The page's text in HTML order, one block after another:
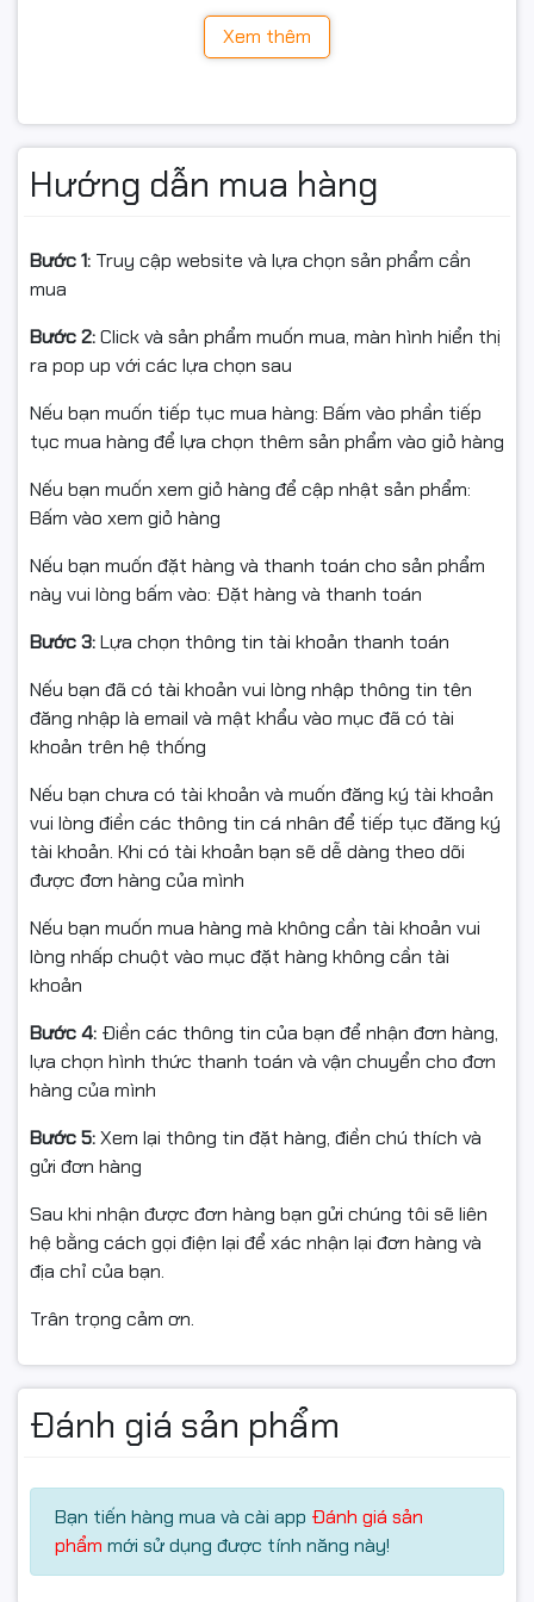
LG UltraGear 27GS60QC-B được thiết kế với độ cong
, ôm sát tầm nhìn tự nhiên của mắt người.
✔ Tăng độ bao phủ khung hình
✔ Cảm giác đắm chìm mạnh mẽ hơn
✔ Giảm mỏi mắt khi chơi lâu
Kích thước 27 inch kết hợp độ cong 1000R tạo nên trải
FPS và nhập vai.
🖥️ Độ Phân Giải QHD
(2560x1440) – Sắc Nét Gấp
1.7 Lần Full HD
Màn hình sở hữu độ phân giảiQHD 2K (2560x1440)giúp
hiển thị chi tiết vượt trội.
Ưu điểm nổi bật:
✔ Hình ảnh sắc nét hơn Full HD
✔ Không gian hiển thị rộng rãi
✔ Nhìn rõ chi tiết bản đồ và đối thủ
✔ Phù hợp cả gaming và làm việc
Tấm nềnVAvới tỷ lệ tương phản3000:1mang lại màu
đen sâu và độ nổi khối ấn tượng, giúp khung hình trở
nên sống động hơn bao giờ hết.
⚡ Tần Số Quét 180Hz –
Phản Xạ Nhanh Hơn Đối
Thủ
LG UltraGear 27GS60QC-B được trang bị:
Tần số quét: 180Hz
Thời gian phản hồi: 1ms
Điều này mang lại:
✔ Hình ảnh chuyển động cực mượt
✔ Tăng khả năng phản xạ
Trong các tựa game tốc độ cao như CS2, Valorant,
144Hz hoặc 165Hz.
🔄 AMD FreeSync™ &
Xem thêm
Hướng dẫn mua hàng
Bước 1: Truy cập website và lựa chọn sản phẩm cần
mua
Bước 2:Click và sản phẩm muốn mua, màn hình hiển thị
ra pop up với các lựa chọn sau
Nếu bạn muốn tiếp tục mua hàng: Bấm vào phần tiếp
tục mua hàng để lựa chọn thêm sản phẩm vào giỏ hàng
Nếu bạn muốn xem giỏ hàng để cập nhật sản phẩm:
Bấm vào xem giỏ hàng
Nếu bạn muốn đặt hàng và thanh toán cho sản phẩm
này vui lòng bấm vào: Đặt hàng và thanh toán
Bước 3:Lựa chọn thông tin tài khoản thanh toán
Nếu bạn đã có tài khoản vui lòng nhập thông tin tên
đăng nhập là email và mật khẩu vào mục đã có tài
khoản trên hệ thống
Nếu bạn chưa có tài khoản và muốn đăng ký tài khoản
vui lòng điền các thông tin cá nhân để tiếp tục đăng ký
tài khoản. Khi có tài khoản bạn sẽ dễ dàng theo dõi
được đơn hàng của mình
Nếu bạn muốn mua hàng mà không cần tài khoản vui
lòng nhấp chuột vào mục đặt hàng không cần tài
khoản
Bước 4: Điền các thông tin của bạn để nhận đơn hàng,
lựa chọn hình thức thanh toán và vận chuyển cho đơn
hàng của mình
Bước 5:Xem lại thông tin đặt hàng, điền chú thích và
gửi đơn hàng
Sau khi nhận được đơn hàng bạn gửi chúng tôi sẽ liên
hệ bằng cách gọi điện lại để xác nhận lại đơn hàng và
địa chỉ của bạn.
Trân trọng cảm ơn.
Đánh giá sản phẩm
Bạn tiến hàng mua và cài app Đánh giá sản
phẩm mới sử dụng được tính năng này!
✔ Tạo không gian gaming hiện đại
🔌 Kết Nối Đa Dạng
DisplayPort
Headphone Out
Đi kèm đầy đủ cáp nguồn và HDMI giúp sử dụng ngay sau khi
mở hộp.
📊 Thông Số Kỹ Thuật
LG UltraGear
27GS60QC-B
Kích thước: 27 inch
Tấm nền: VA
Độ cong: 1000R
Tần số quét: 180Hz
Thời gian phản hồi: 1ms
Tỷ lệ tương phản: 3000:1
🎯 Ai Nên Chọn LG
27GS60QC-B?
✔ Game thủ FPS chuyên nghiệp
✔ Game thủ muốn nâng cấp từ 144Hz lên 180Hz
✔ Người cần màn hình cong QHD hiệu năng cao
🛒 Mua Màn Hình LG
UltraGear 27GS60QC-B